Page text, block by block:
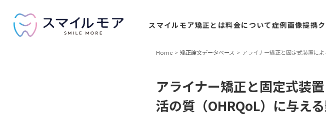
スマイルモア矯正とは料金について症例画像提携
Home 矯正論文データベース アライナー矯正と固定式装置に
アライナー矯正と固定式装
活の質（OHRQoL）に与え